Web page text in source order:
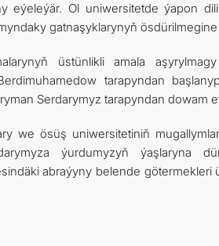
eýeleýär. Ol uniwersitetde ýapon
gatnaşyklarynyň
üstünlikli amala
tarapyndan
Serdarymyz tarapyndan dowam
we ösüş uniwersitetiniň
ýurdumyzyň ýaşlaryna
abraýyny belende